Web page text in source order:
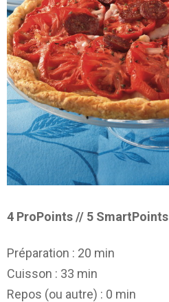
4 ProPoints // 5 SmartPoints
Préparation : 20 min
Cuisson : 33 min
Repos (ou autre) : 0 min